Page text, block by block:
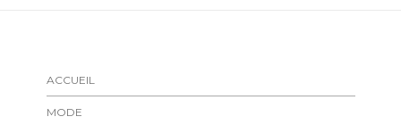
ACCUEIL
MODE